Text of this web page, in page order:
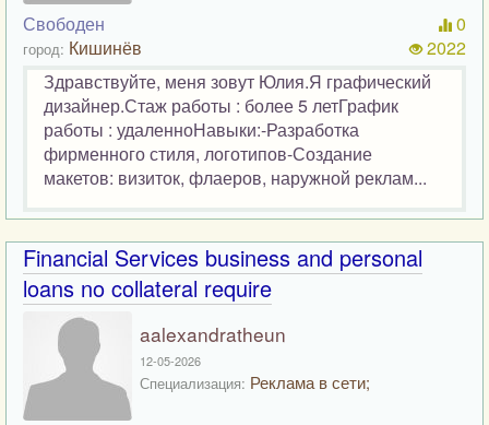
Свободен
город: Кишинёв
0
2022
Здравствуйте, меня зовут Юлия.Я графический
дизайнер.Стаж работы : более 5 летГрафик
работы : удаленноНавыки:-Разработка
фирменного стиля, логотипов-Создание
макетов: визиток, флаеров, наружной реклам...
Financial Services business and personal
loans no collateral require
aalexandratheun
12-05-2026
Специализация: Реклама в сети;